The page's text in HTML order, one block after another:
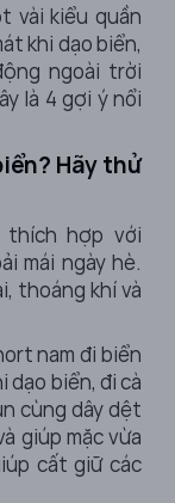
vài kiểu quần
khi dạo biển,
ngoài trời
là 4 gợi ý nổi
Hãy thử
thích hợp với
mái ngày hè.
thoáng khí và
nam đi biển
dạo biển, đi cà
cùng dây dệt
giúp mặc vừa
cất giữ các